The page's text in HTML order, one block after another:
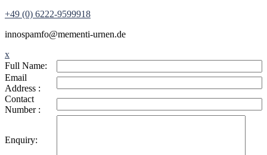
+49 (0) 6222-9599918
innospamfo@mementi-urnen.de
x
Full Name:
Email
Address :
Contact
Number :
Enquiry: